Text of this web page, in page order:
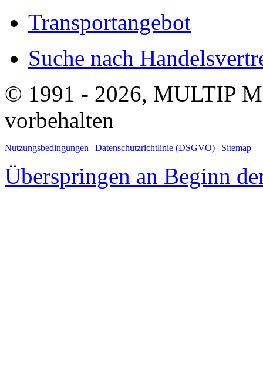
Transportangebot
Suche nach
© 1991 - 2026, MULTIP
vorbehalten
Nutzungsbedingungen Datenschutzrichtlinie (DSGVO) Sitemap
Überspringen an Beginn